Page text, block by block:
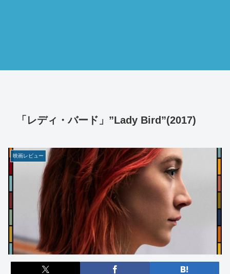
「レディ・バード」”Lady Bird”(2017)
映画レビュー